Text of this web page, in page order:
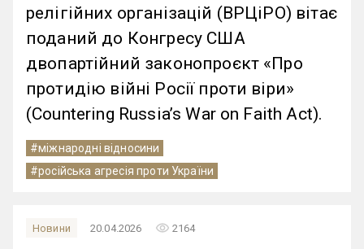
релігійних організацій (ВРЦіРО) вітає
поданий до Конгресу США
двопартійний законопроєкт «Про
протидію війні Росії проти віри»
(Countering Russia’s War on Faith Act).
#міжнародні відносини
#російська агресія проти України
Новини 20.04.2026 remove_red_eye 2164